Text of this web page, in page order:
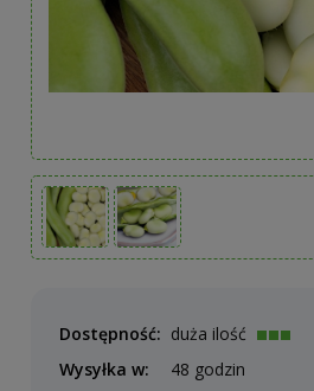
Dostępność: duża ilość
Wysyłka w:
48 godzin